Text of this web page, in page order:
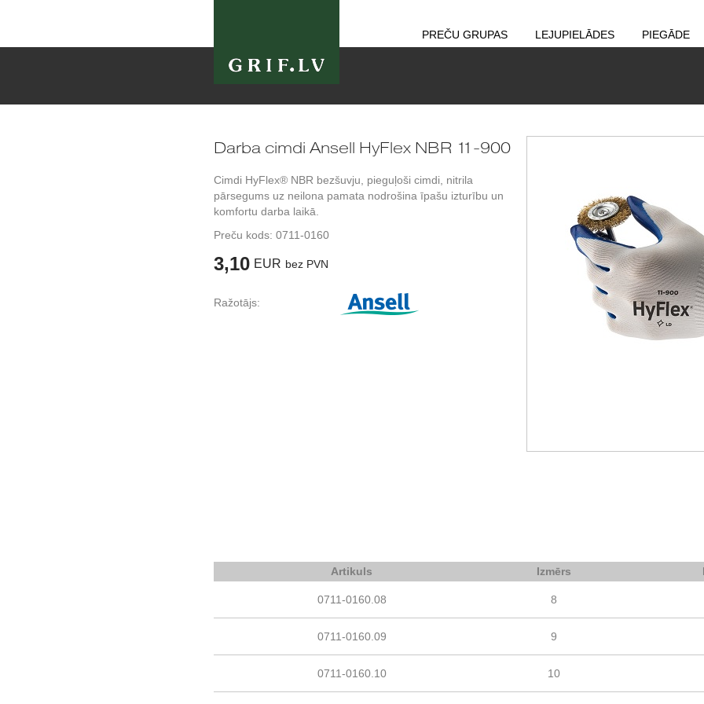
PREČU GRUPAS LEJUPIELĀDES PIEGĀDE
Darba cimdi Ansell HyFlex NBR 11-900
Cimdi HyFlex® NBR bezšuvju, pieguļoši cimdi, nitrila
pārsegums uz neilona pamata nodrošina īpašu izturību un
komfortu darba laikā.
Preču kods: 0711-0160
3,10 EUR bez PVN
Ražotājs:
Artikuls Izmērs
0711-0160.08 8
0711-0160.09 9
0711-0160.10 10